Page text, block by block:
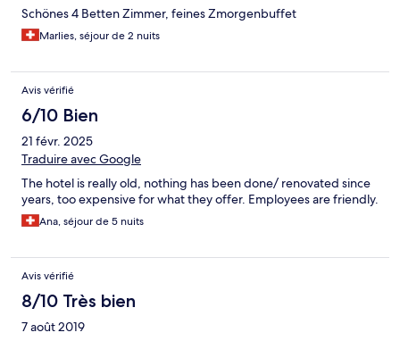
Schönes 4 Betten Zimmer, feines Zmorgenbuffet
Marlies, séjour de 2 nuits
Avis vérifié
6/10 Bien
21 févr. 2025
Traduire avec Google
The hotel is really old, nothing has been done/ renovated since
years, too expensive for what they offer. Employees are friendly.
Ana, séjour de 5 nuits
Avis vérifié
8/10 Très bien
7 août 2019